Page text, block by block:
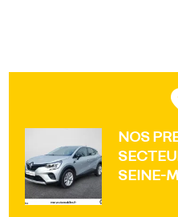
NOS
SEINE-